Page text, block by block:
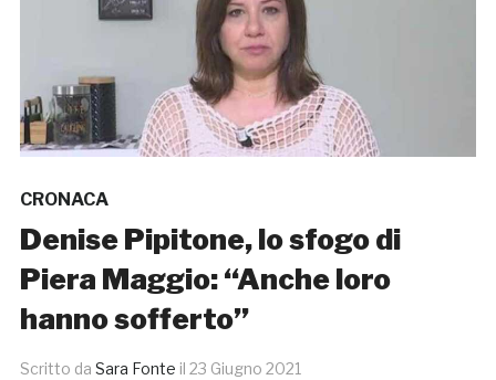
CRONACA
Denise Pipitone, lo sfogo di
Piera Maggio: “Anche loro
hanno sofferto”
Scritto da Sara Fonte il 23 Giugno 2021